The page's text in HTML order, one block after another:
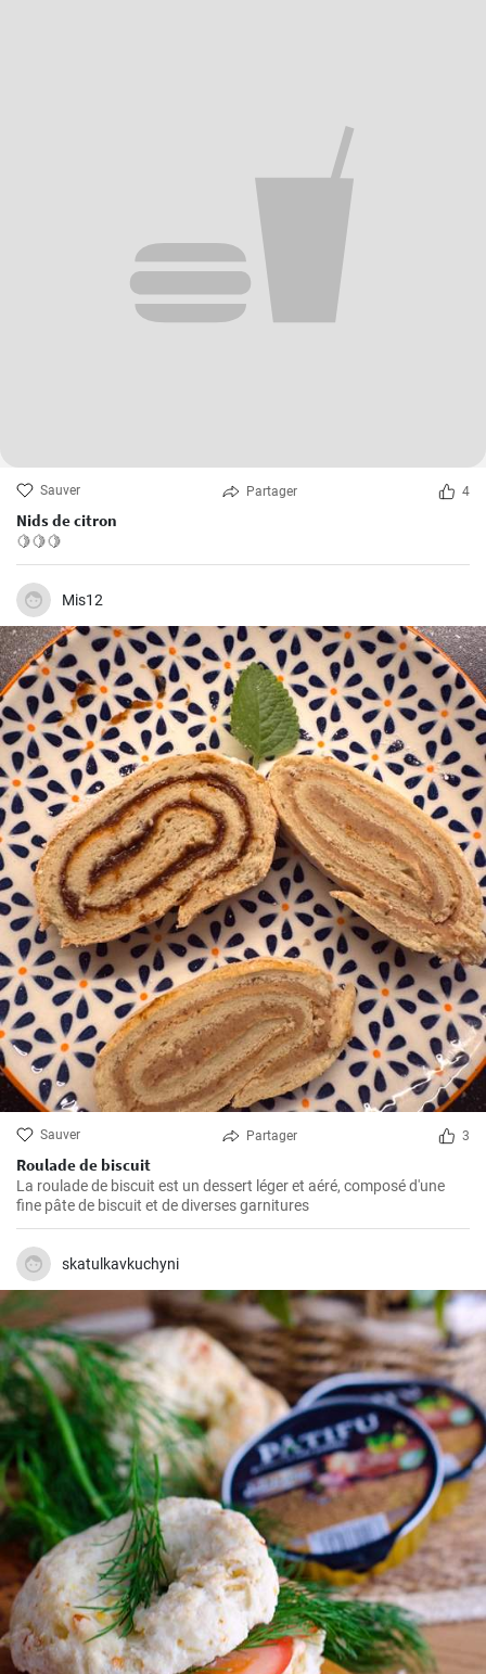
Sauver Partager 4
Nids de citron
🍋🍋🍋
Mis12
Sauver Partager 3
Roulade de biscuit
La roulade de biscuit est un dessert léger et aéré, composé d'une
fine pâte de biscuit et de diverses garnitures
skatulkavkuchyni